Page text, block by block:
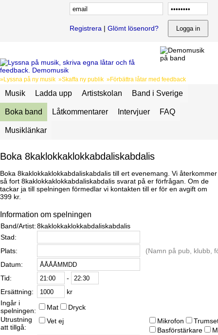
Registrera | Glömt lösenord?
»Lyssna på ny musik »Skaffa ny publik »Förbättra låtar med feedback
Musik Ladda upp Artistskolan Band i Sverige
Boka band Låtkommentarer Intervjuer FAQ
Musiklänkar
Boka 8kaklokkaklokkabdaliskabdalis
Boka 8kaklokkaklokkabdaliskabdalis till ert evenemang. Vi återkommer
så fort 8kaklokkaklokkabdaliskabdalis svarat på er förfrågan. Om de
tackar ja till spelningen förmedlar vi kontakten till er för en avgift om
399 kr.
Information om spelningen
Band/Artist:8kaklokkaklokkabdaliskabdalis
Stad:
Plats:
(Namn på pub, klubb,
Datum:
Tid:
-
Ersättning:
kr
Ingår i
spelningen:
Mat
Dryck
Utrustning
att tillgå:
Vet ej Mikrofon
Basförstärkare